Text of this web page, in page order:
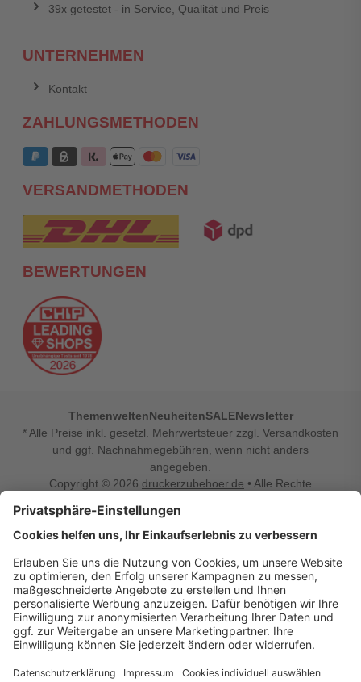
39x getestet - in Service, Qualität und Preis
UNTERNEHMEN
Kontakt
ZAHLUNGSMETHODEN
VERSANDMETHODEN
BEWERTUNGEN
ThemenweltenNeuheitenSALENewsletter
* Alle Preise inkl. gesetzl. Mehrwertsteuer zzgl. Versandkosten
und ggf. Nachnahmegebühren, wenn nicht anders
angegeben.
Copyright © 2026 druckerzubehoer.de • Alle Rechte
Vertrag widerrufen
Druckerzubehoer.de – preiswerte Qualität für Ihr Office
Sie sind auf der Suche nach dem passenden Druckerzubehör
oder Zubehör für das Büro, den Computer oder Ihr
Smartphone? Dann sind Sie bei Druckerzubehoer.de genau
richtig! Unser breites Sortiment bietet unter anderem Tinte
und Toner für alle gängigen Druckermodelle – großer sowie
kleiner Hersteller. Zugleich sind wir Ihr Online Fachhandel für
einrichten, die Werkstatt ausstatten oder den Alltag mit